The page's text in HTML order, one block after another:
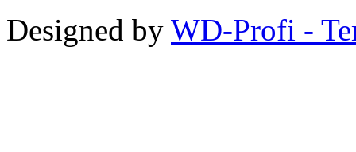
Designed by WD-Profi -